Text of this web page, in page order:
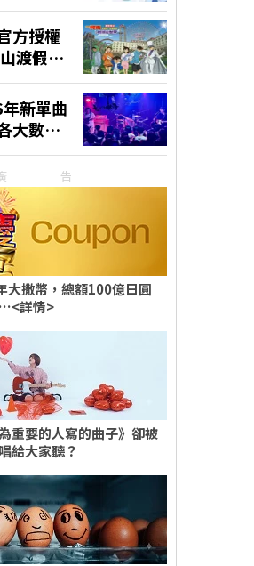
告
大撒幣，總額100億日圓
詳情>
重要的人寫的曲子》卻被
給大家聽？